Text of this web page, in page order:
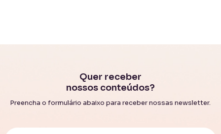
Quer receber
nossos conteúdos?
Preencha o formulário abaixo para receber nossas newsletter.